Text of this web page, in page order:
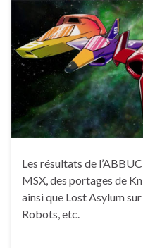
Les résultats de
MSX, des portages de
ainsi que Lost Asylum
Robots, etc.